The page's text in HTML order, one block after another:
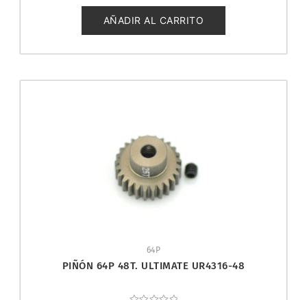
de
5
AÑADIR AL CARRITO
64P
PIÑÓN 64P 48T. ULTIMATE UR4316-48